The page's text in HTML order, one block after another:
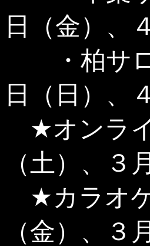
日（金）、
・柏サロ
日（日）、
★オンラ
（土）、３
★カラオ
（金）、３